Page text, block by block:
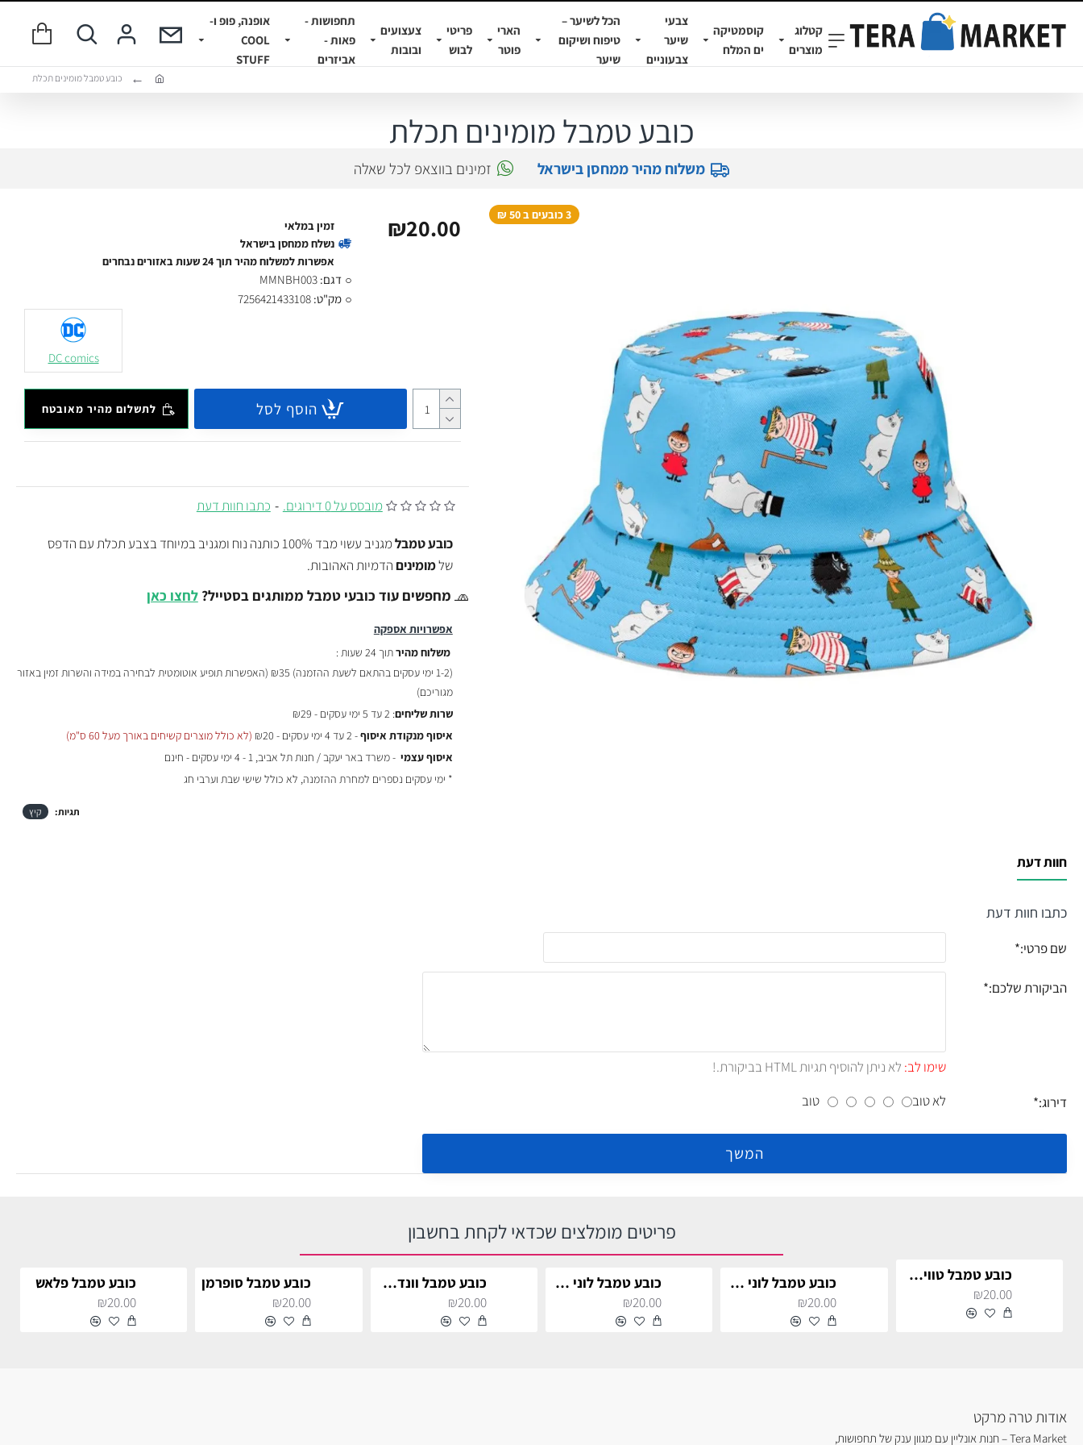
קטלוג
מוצרים
קוסמטיקה
ים המלח
צבעי
שיער
צבעוניים
הכל לשיער –
טיפוח ושיקום
שיער
הארי
פוטר
פריטי
לבוש
צעצועים
ובובות
תחפושות -
פאות -
אביזרים
אופנה, פופ ו-
COOL
STUFF
כובע טמבל מומינים תכלת
כובע טמבל מומינים תכלת
משלוח מהיר ממחסן בישראל זמינים בווצאפ לכל שאלה
3 כובעים ב 50 ₪
מובסס על 0 דירוגים. - כתבו חוות דעת
₪20.00
זמין במלאי
נשלח ממחסן בישראל
אפשרות למשלוח מהיר תוך 24 שעות באזורים נבחרים
דגם: MMNBH003
מק"ט: 7256421433108
DC comics
הוסף לסל לתשלום מהיר מאובטח
אפשרויות אספקה
משלוח מהירתוך 24 שעות :
(1-2 ימי עסקים בהתאם לשעת ההזמנה)
₪35 (האפשרות תופיע אוטומטית לבחירה במידה והשרות זמין באזור
מגוריכם)
שרות שליחים: 2 עד 5 ימי עסקים - ₪29
איסוף מנקודת איסוף- 2 עד 4 ימי עסקים - ₪20
(לא כולל מוצרים קשיחים באורך מעל 60 ס"מ)
איסוף עצמי - משרד באר יעקב / חנות תל אביב, 1 - 4 ימי עסקים - חינם
* ימי עסקים נספרים למחרת ההזמנה, לא כולל שישי שבת וערבי חג
🧢 מחפשים עוד כובעי טמבל ממותגים בסטייל?לחצו כאן
כובע טמבל
מגניב עשוי מבד 100% כותנה נוח ומגניב במיוחד בצבע תכלת עם הדפס
שלמומיניםהדמיות האהובות.
תגיות: קיץ
חוות דעת
כתבו חוות דעת
שם פרטי:
הביקורת שלכם:
שימו לב: לא ניתן להוסיף תגיות HTML בביקורת.!
דירוג:
לא טוב טוב
המשך
פריטים מומלצים שכדאי לקחת בחשבון
כובע טמבל טוויטי I TAWT I TAW
₪20.00
כובע טמבל לוני טונס פרצופים
₪20.00
כובע טמבל לוני טונס ציורים
₪20.00
כובע טמבל וונדר וומן
₪20.00
כובע טמבל סופרמן
₪20.00
כובע טמבל פלאש
₪20.00
אודות טרה מרקט
Tera Market – חנות אונליין עם מגוון ענק של תחפושות,